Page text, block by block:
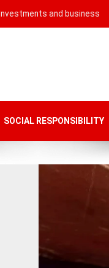
Investments and business
SOCIAL RESPONSIBILITY